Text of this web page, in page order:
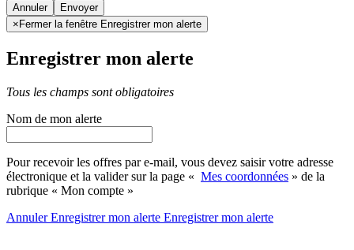
Annuler
× Fermer la fenêtre Enregistrer mon alerte
Enregistrer mon alerte
Tous les champs sont obligatoires
Nom de mon alerte
Pour recevoir les offres par e-mail, vous devez saisir votre adresse
électronique et la valider sur la page « Mes coordonnées » de la
rubrique « Mon compte »
AnnulerEnregistrer mon alerte Enregistrermon alerte